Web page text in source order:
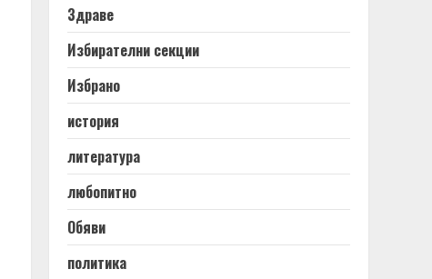
Здраве
Избирателни секции
Избрано
история
литература
любопитно
Обяви
политика